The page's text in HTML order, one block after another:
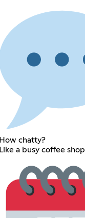
How chatty?
Like a busy coffee shop